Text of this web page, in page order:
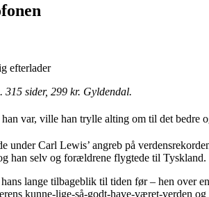
efterlader
315 sider, 299 kr. Gyldendal.
var, ville han trylle alting om til det bedre
Carl Lewis’ angreb på
han selv og forældrene flygtede til Tyskland.
lange tilbageblik til tiden før – hen over
kunne-lige-så-godt-have-været-verden og